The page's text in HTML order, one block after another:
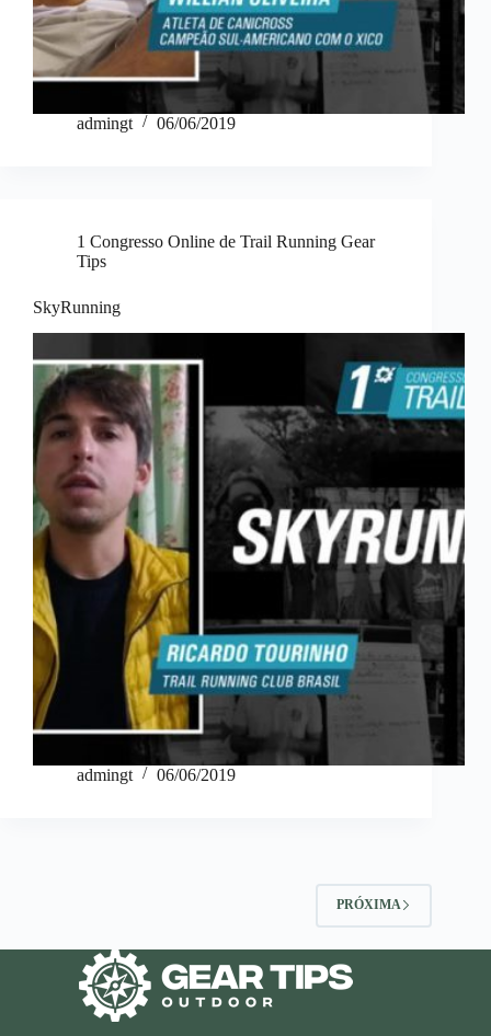
admingt 06/06/2019
1 Congresso Online de Trail Running Gear
Tips
SkyRunning
admingt 06/06/2019
PRÓXIMA